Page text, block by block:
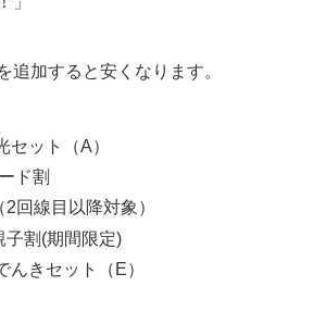
追加すると安くなります。
セット（A）
ド割
回線目以降対象）
子割(期間限定)
んきセット（E）